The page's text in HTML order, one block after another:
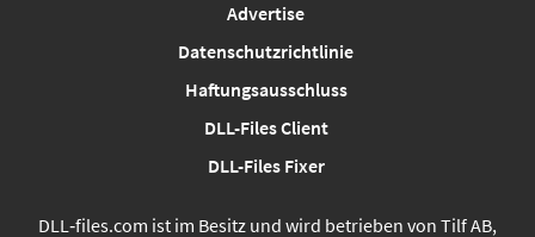
Advertise
Datenschutzrichtlinie
Haftungsausschluss
DLL-Files Client
DLL-Files Fixer
DLL‑files.com ist im Besitz und wird betrieben von Tilf AB,